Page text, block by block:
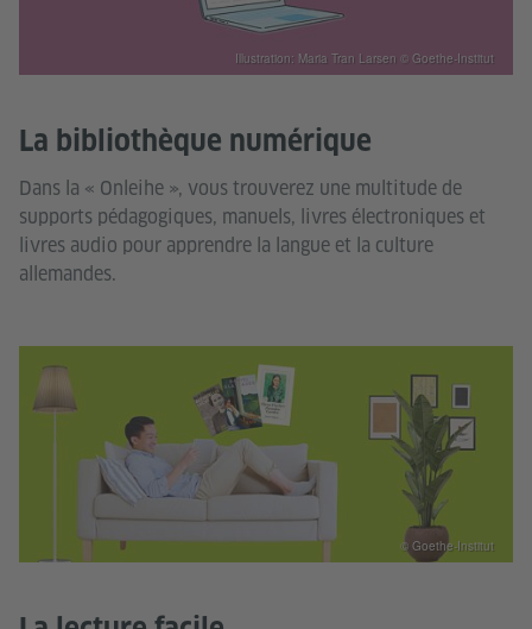
La bibliothèque numérique
Dans la « Onleihe », vous trouverez une multitude de
supports pédagogiques, manuels, livres électroniques et
livres audio pour apprendre la langue et la culture
allemandes.
Illustration: Maria Tran Larsen © Goethe-Institut
© Goethe-Institut